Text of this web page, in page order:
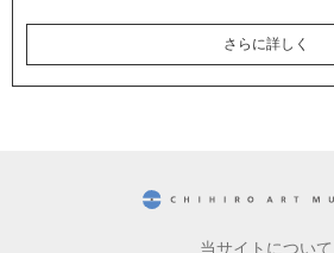
さらに詳しく
当サイトについて